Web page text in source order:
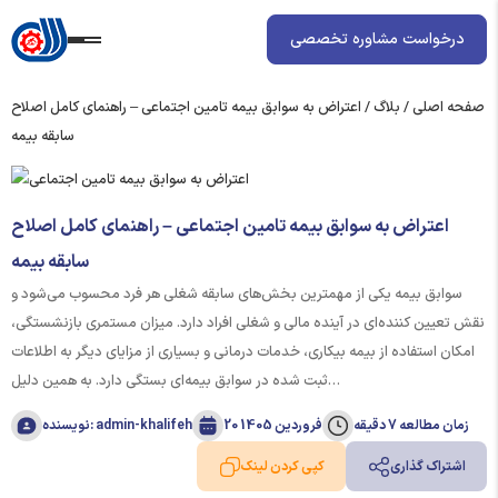
درخواست مشاوره تخصصی
صفحه اصلی/ بلاگ/ اعتراض به سوابق بیمه تامین اجتماعی – راهنمای کامل اصلاح
سابقه بیمه
اعتراض به سوابق بیمه تامین اجتماعی – راهنمای کامل اصلاح
سابقه بیمه
سوابق بیمه یکی از مهمترین بخش‌های سابقه شغلی هر فرد محسوب می‌شود و
نقش تعیین‌ کننده‌ای در آینده مالی و شغلی افراد دارد. میزان مستمری بازنشستگی،
امکان استفاده از بیمه بیکاری، خدمات درمانی و بسیاری از مزایای دیگر به اطلاعات
ثبت ‌شده در سوابق بیمه‌ای بستگی دارد. به همین دلیل…
نویسنده: admin-khalifeh 20 فروردین 1405 زمان مطالعه 7 دقیقه
اشتراک گذاری کپی کردن لینک